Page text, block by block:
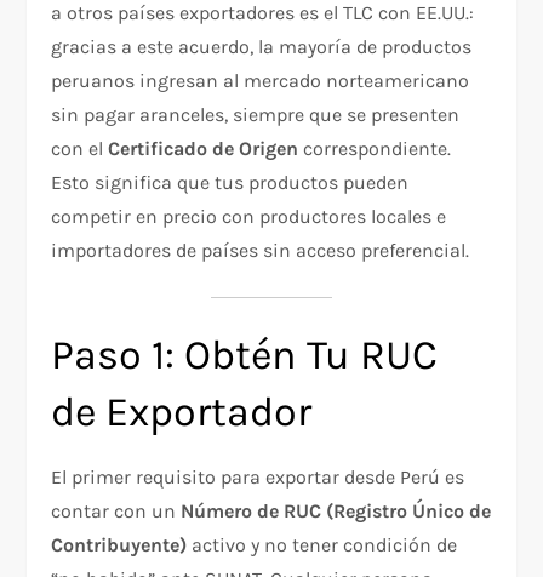
a otros países exportadores es el TLC con EE.UU.:
gracias a este acuerdo, la mayoría de productos
peruanos ingresan al mercado norteamericano
sin pagar aranceles, siempre que se presenten
con elCertificado de Origen correspondiente.
Esto significa que tus productos pueden
competir en precio con productores locales e
importadores de países sin acceso preferencial.
Paso 1: Obtén Tu RUC
de Exportador
El primer requisito para exportar desde Perú es
contar con un Número de RUC (Registro Único de
Contribuyente) activo y no tener condición de